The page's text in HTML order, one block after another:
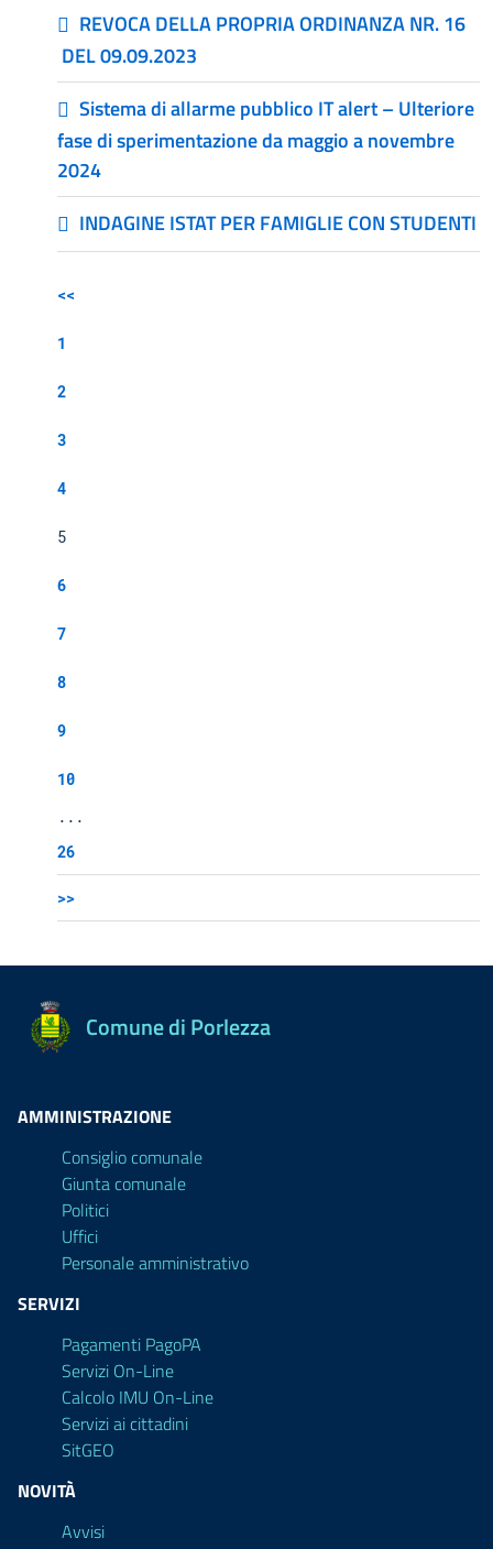
REVOCA DELLA PROPRIA ORDINANZA NR. 16
DEL 09.09.2023
Sistema di allarme pubblico IT alert – Ulteriore
fase di sperimentazione da maggio a novembre
2024
INDAGINE ISTAT PER FAMIGLIE CON STUDENTI
<<
1
2
3
4
5
6
7
8
9
10
...
26
>>
Comune di Porlezza
AMMINISTRAZIONE
Consiglio comunale
Giunta comunale
Politici
Uffici
Personale amministrativo
SERVIZI
Pagamenti PagoPA
Servizi On-Line
Calcolo IMU On-Line
Servizi ai cittadini
SitGEO
NOVITÀ
Avvisi